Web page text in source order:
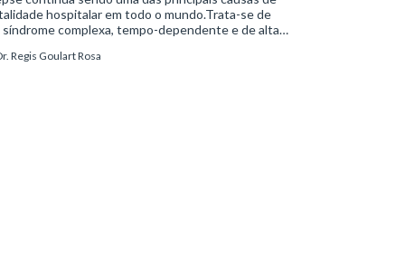
hospitalar em todo o mundo.Trata-se de
síndrome complexa, tempo-dependente e de alta
estruturado são determinantes para o desfe
Regis Goulart Rosa